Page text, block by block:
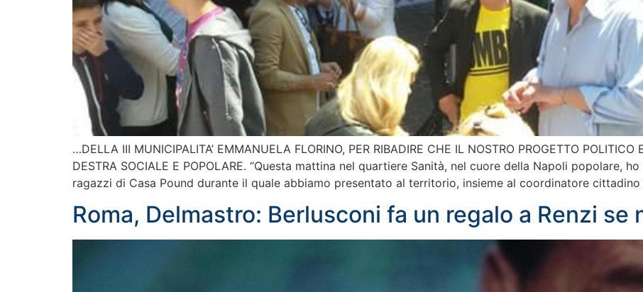
…DELLA III MUNICIPALITA’ EMMANUELA FLORINO, PER RIBADIRE CHE IL NOSTRO PROGETTO POLITICO
DESTRA SOCIALE E POPOLARE. “Questa mattina nel quartiere Sanità, nel cuore della Napoli popolare,
ragazzi di Casa Pound durante il quale abbiamo presentato al territorio, insieme al coordinatore
Roma, Delmastro: Berlusconi fa un regalo a Renzi se